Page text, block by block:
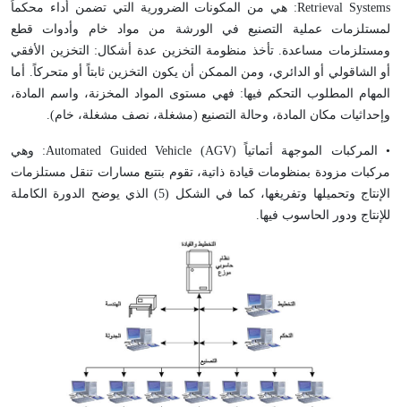
Retrieval Systems: هي من المكونات الضرورية التي تضمن أداء محكماً
لمستلزمات عملية التصنيع في الورشة من مواد خام وأدوات قطع
ومستلزمات مساعدة. تأخذ منظومة التخزين عدة أشكال: التخزين الأفقي
أو الشاقولي أو الدائري، ومن الممكن أن يكون التخزين ثابتاً أو متحركاً. أما
المهام المطلوب التحكم فيها: فهي مستوى المواد المخزنة، واسم المادة،
وإحداثيات مكان المادة، وحالة التصنيع (مشغلة، نصف مشغلة، خام).
• المركبات الموجهة أتماتياً (AGV
)
Automated Guided Vehicle: وهي
مركبات مزودة بمنظومات قيادة ذاتية، تقوم بتتبع مسارات تنقل مستلزمات
الإنتاج وتحميلها وتفريغها، كما في الشكل (5) الذي يوضح الدورة الكاملة
للإنتاج ودور الحاسوب فيها.